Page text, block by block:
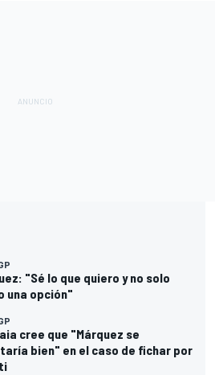
"Sé lo que quiero y no solo
una opción"
cree que "Márquez se
bien" en el caso de fichar por